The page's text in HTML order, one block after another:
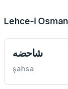
Lehce-i
شاحضه
şahsa